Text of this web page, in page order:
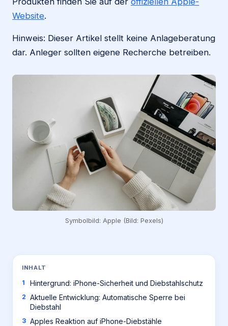
Website.
Hinweis: Dieser Artikel stellt keine Anlageberatung
dar. Anleger sollten eigene Recherche betreiben.
Symbolbild: Apple (Bild: Pexels)
INHALT
Hintergrund: iPhone-Sicherheit und Diebstahlschutz
Aktuelle Entwicklung: Automatische Sperre bei
Diebstahl
Apples Reaktion auf iPhone-Diebstähle